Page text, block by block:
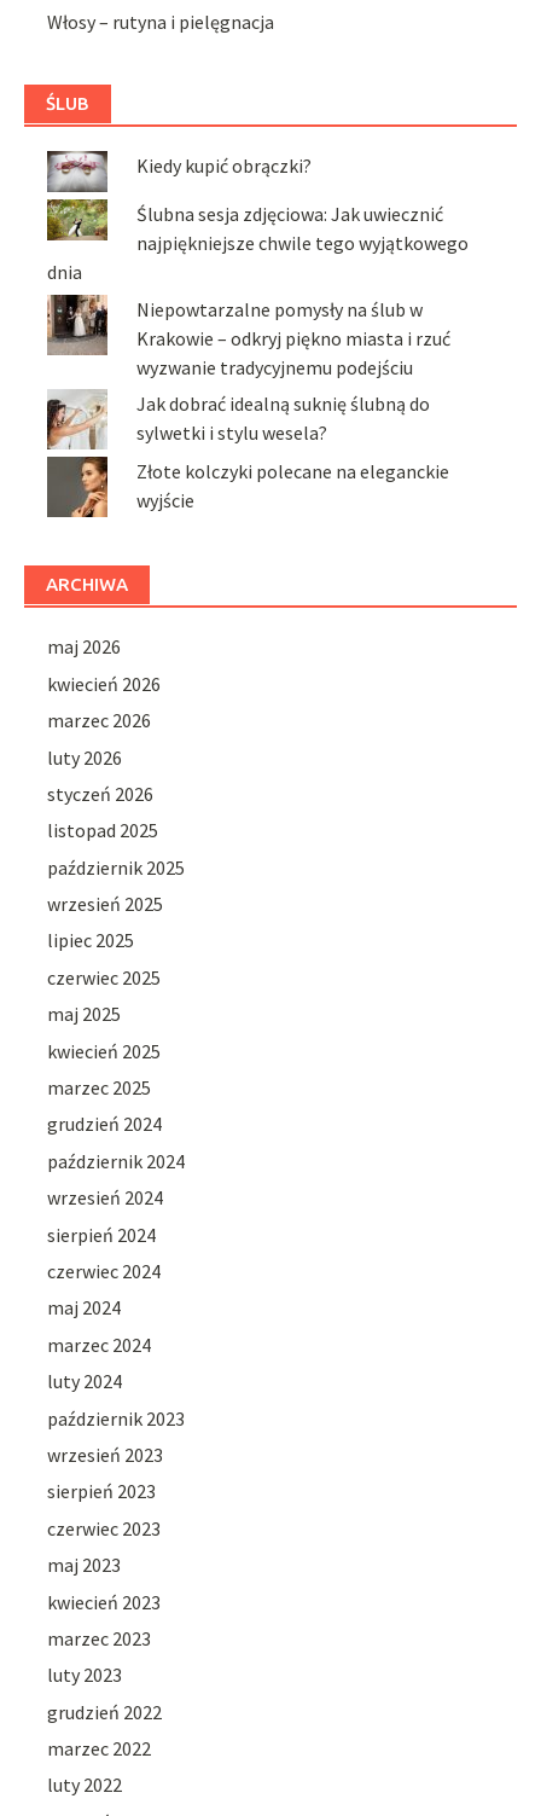
Włosy – rutyna i pielęgnacja
ŚLUB
Kiedy kupić obrączki?
Ślubna sesja zdjęciowa: Jak uwiecznić
najpiękniejsze chwile tego wyjątkowego
dnia
Niepowtarzalne pomysły na ślub w
Krakowie – odkryj piękno miasta i rzuć
wyzwanie tradycyjnemu podejściu
Jak dobrać idealną suknię ślubną do
sylwetki i stylu wesela?
Złote kolczyki polecane na eleganckie
wyjście
ARCHIWA
maj 2026
kwiecień 2026
marzec 2026
luty 2026
styczeń 2026
listopad 2025
październik 2025
wrzesień 2025
lipiec 2025
czerwiec 2025
maj 2025
kwiecień 2025
marzec 2025
grudzień 2024
październik 2024
wrzesień 2024
sierpień 2024
czerwiec 2024
maj 2024
marzec 2024
luty 2024
październik 2023
wrzesień 2023
sierpień 2023
czerwiec 2023
maj 2023
kwiecień 2023
marzec 2023
luty 2023
grudzień 2022
marzec 2022
luty 2022